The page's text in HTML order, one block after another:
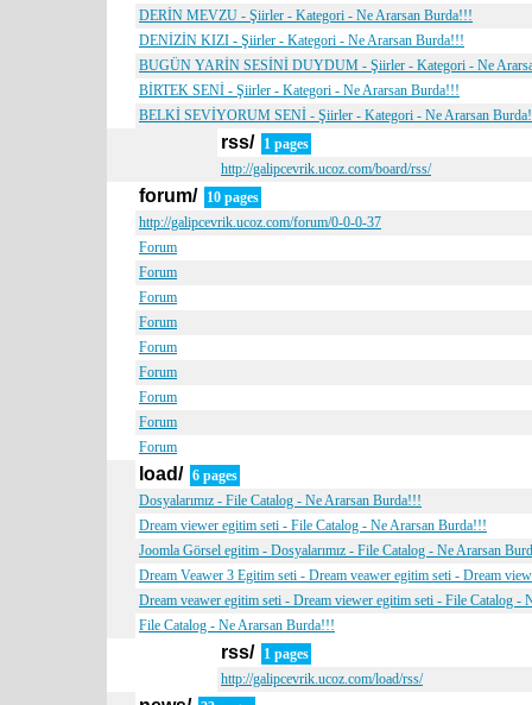
DERİN MEVZU - Şiirler - Kategori - Ne Ararsan Burda!!!
DENİZİN KIZI - Şiirler - Kategori - Ne Ararsan Burda!!!
BUGÜN YARİN SESİNİ DUYDUM - Şiirler - Kategori - Ne
BİRTEK SENİ - Şiirler - Kategori - Ne Ararsan Burda!!!
BELKİ SEVİYORUM SENİ - Şiirler - Kategori - Ne Ararsan
rss/ 1 pages
http://galipcevrik.ucoz.com/board/rss/
forum/ 10 pages
http://galipcevrik.ucoz.com/forum/0-0-0-37
Forum
Forum
Forum
Forum
Forum
Forum
Forum
Forum
Forum
load/ 6 pages
Dosyalarımız - File Catalog - Ne Ararsan Burda!!!
Dream viewer egitim seti - File Catalog - Ne Ararsan Burda!!!
Joomla Görsel egitim - Dosyalarımız - File Catalog - Ne Ararsan
Dream Veawer 3 Egitim seti - Dream veawer egitim seti - Dream
Dream veawer egitim seti - Dream viewer egitim seti - File Catalog -
File Catalog - Ne Ararsan Burda!!!
rss/ 1 pages
http://galipcevrik.ucoz.com/load/rss/